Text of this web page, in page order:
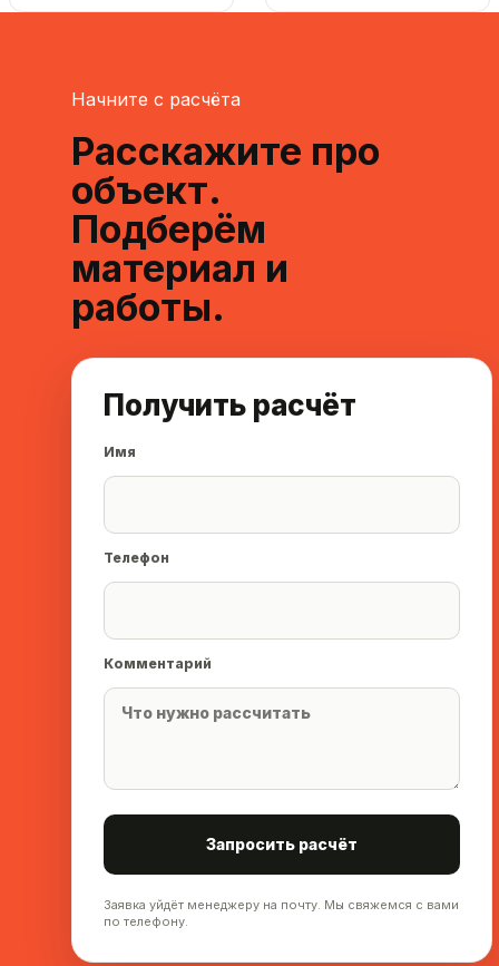
Начните с расчёта
Расскажите про
объект.
Подберём
материал и
работы.
Получить расчёт
Имя
Телефон
Комментарий
Запросить расчёт
Заявка уйдёт менеджеру на почту. Мы свяжемся с вами
по телефону.